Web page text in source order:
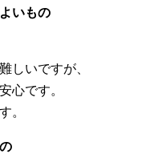
いもの
しいですが、
心です。
。